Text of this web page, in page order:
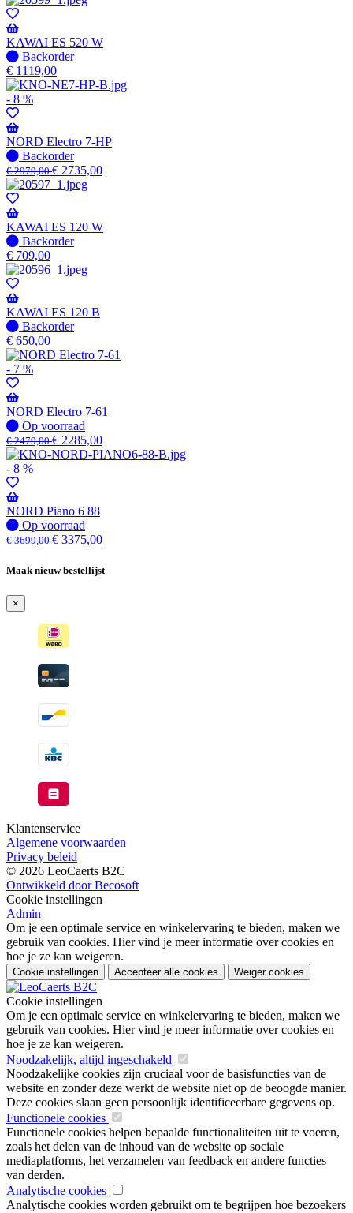
KAWAI ES 520 W
Niet
op
voorraad
-
Wordt
verzonden
wanneer
beschikbaar
Backorder
€ 1119,00
- 8 %
NORD Electro 7-HP
Niet
op
voorraad
-
Wordt
verzonden
wanneer
beschikbaar
Backorder
€2979,00€ 2735,00
KAWAI ES 120 W
Niet
op
voorraad
-
Wordt
verzonden
wanneer
beschikbaar
Backorder
€ 709,00
KAWAI ES 120 B
Niet
op
voorraad
-
Wordt
verzonden
wanneer
beschikbaar
Backorder
€ 650,00
- 7 %
NORD Electro 7-61
Op
voorraad
Op voorraad
€2479,00€ 2285,00
- 8 %
NORD Piano 6 88
Op
voorraad
Op voorraad
€3699,00€ 3375,00
Maak nieuw bestellijst
×
Klantenservice
Algemene voorwaarden
Privacy beleid
© 2026 LeoCaerts B2C
Ontwikkeld door Becosoft
Cookie instellingen
Admin
Om je een optimale service en winkelervaring te bieden, maken we
gebruik van cookies. Hier vind je meer informatie over cookies en
hoe je ze kan weigeren.
Cookie instellingen Accepteer alle cookies Weiger cookies
Cookie instellingen
Om je een optimale service en winkelervaring te bieden, maken we
gebruik van cookies. Hier vind je meer informatie over cookies en
hoe je ze kan weigeren.
Noodzakelijk, altijd ingeschakeld
Noodzakelijke cookies zijn cruciaal voor de basisfuncties van de
website en zonder deze werkt de website niet op de beoogde manier.
Deze cookies slaan geen persoonlijk identificeerbare gegevens op.
Functionele cookies
Functionele cookies helpen bepaalde functionaliteiten uit te voeren,
zoals het delen van de inhoud van de website op sociale
mediaplatforms, het verzamelen van feedback en andere functies
van derden.
Analytische cookies
Analytische cookies worden gebruikt om te begrijpen hoe bezoekers